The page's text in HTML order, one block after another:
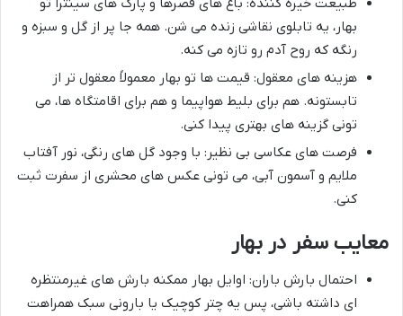
طبیعت خیره کننده: باغ های قصرها و پارک های سینترا تو
بهار، یه تابلوی نقاشی زنده می شن. همه جا پر از گل و سبزه و
رنگه که روح آدم رو تازه می کنه.
هزینه های معقول: قیمت ها تو بهار معمولاً معقول تر از
تابستونه. هم برای بلیط هواپیما و هم برای اقامتگاه ها، می
تونی گزینه های بهتری پیدا کنی.
فرصت های عکاسی بی نظیر: با وجود گل های رنگی، نور آفتاب
ملایم و آسمون آبی، می تونی عکس های محشری از سفرت ثبت
کنی.
معایب سفر در بهار
احتمال بارش باران: اوایل بهار ممکنه بارش های غیرمنتظره
ای داشته باشی، پس یه چتر کوچیک یا بارونی سبک همراهت